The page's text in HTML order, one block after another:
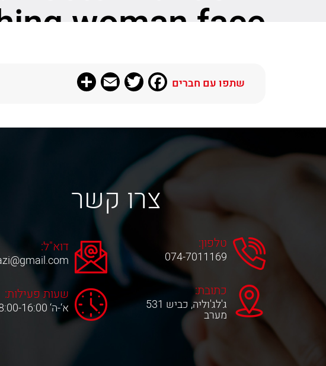
woman face
שתפו עם חברים Facebook
Twitter
Email
צרו קשר
טלפון:
074-7011169
כתובת:
ג'לג'וליה, כביש 531
מערב
דוא"ל:
שעות פעילות:
א‘-ה‘ 08:00-16:00